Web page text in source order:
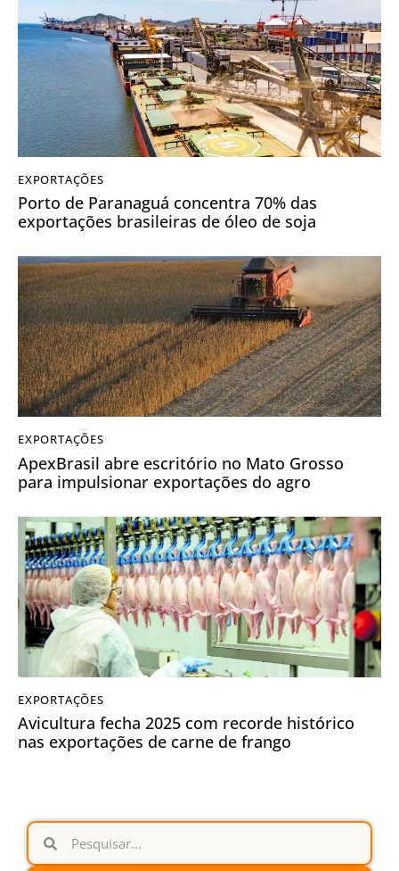
EXPORTAÇÕES
Porto de Paranaguá concentra 70% das
exportações brasileiras de óleo de soja
EXPORTAÇÕES
ApexBrasil abre escritório no Mato Grosso
para impulsionar exportações do agro
EXPORTAÇÕES
Avicultura fecha 2025 com recorde histórico
nas exportações de carne de frango